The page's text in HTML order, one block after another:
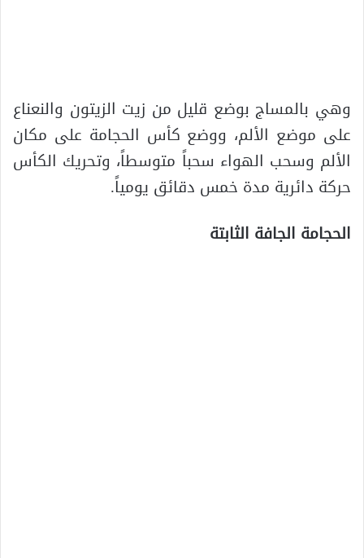
وهي بالمساج بوضع قليل من زيت الزيتون والنعناع
على موضع الألم، ووضع كأس الحجامة على مكان
الألم وسحب الهواء سحباً متوسطاً، وتحريك الكأس
حركة دائرية مدة خمس دقائق يومياً.
الحجامة الجافة الثابتة